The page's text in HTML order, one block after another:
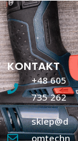
KONTAKT
+48 605
735 262
sklep@d
omtechn